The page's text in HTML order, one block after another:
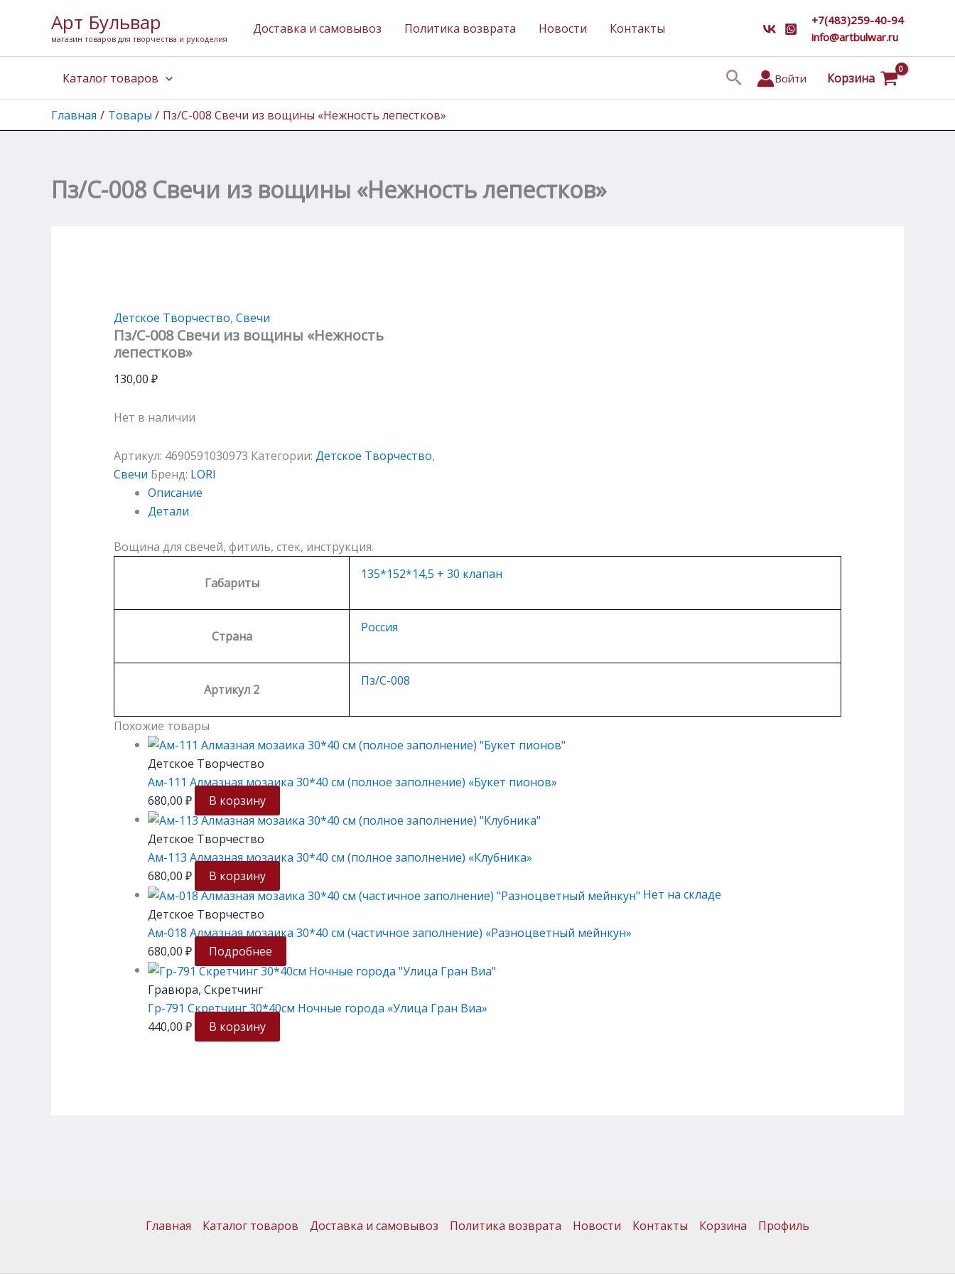
содержимому
Арт Бульвар
магазин товаров для творчества и рукоделия
Доставка и самовывоз Политика возврата Новости Контакты
+7(483)259-40-94
info@artbulwar.ru
Каталог товаров ПоискВойти Корзина
Главная Товары Пз/С-008 Свечи из вощины «Нежность лепестков»
Пз/С-008 Свечи из вощины «Нежность лепестков»
Детское Творчество, Свечи
Пз/С-008 Свечи из вощины «Нежность
лепестков»
130,00 ₽
Нет в наличии
Артикул: 4690591030973 Категории: Детское Творчество,
Свечи Бренд: LORI
Описание
Детали
Вощина для свечей, фитиль, стек, инструкция.
Габариты
135*152*14,5 + 30 клапан
Страна
Россия
Артикул 2
Пз/С-008
Похожие товары
Детское Творчество
Ам-111 Алмазная мозаика 30*40 см (полное заполнение) «Букет пионов»
680,00 ₽ В корзину
Детское Творчество
Ам-113 Алмазная мозаика 30*40 см (полное заполнение) «Клубника»
680,00 ₽
В корзину
Нет на складе
Детское Творчество
Ам-018 Алмазная мозаика 30*40 см (частичное заполнение) «Разноцветный мейнкун»
680,00 ₽ Подробнее
Гравюра, Скретчинг
Гр-791 Скретчинг 30*40см Ночные города «Улица Гран Виа»
440,00 ₽ В корзину
Главная Каталог товаров Доставка и самовывоз Политика возврата Новости Контакты Корзина Профиль